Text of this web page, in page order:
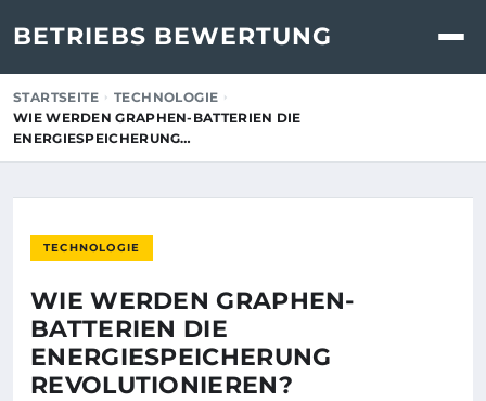
BETRIEBS BEWERTUNG
STARTSEITE
TECHNOLOGIE
WIE WERDEN GRAPHEN-BATTERIEN DIE
ENERGIESPEICHERUNG…
TECHNOLOGIE
WIE WERDEN GRAPHEN-
BATTERIEN DIE
ENERGIESPEICHERUNG
REVOLUTIONIEREN?